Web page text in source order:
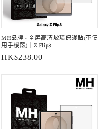
MH品牌 - 全屏高清玻璃保護貼(不使
用手機殻)｜Z Flip8
定
HK$238.00